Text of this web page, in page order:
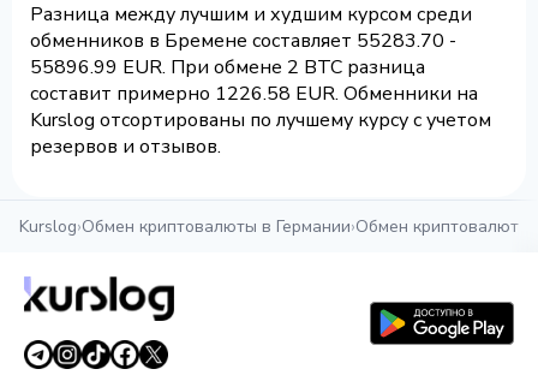
Разница между лучшим и худшим курсом среди
обменников в Бремене составляет 55283.70 -
55896.99 EUR. При обмене 2 BTC разница
составит примерно 1226.58 EUR. Обменники на
Kurslog отсортированы по лучшему курсу с учетом
резервов и отзывов.
Kurslog›Обмен криптовалюты в Германии›Обмен криптовалюты